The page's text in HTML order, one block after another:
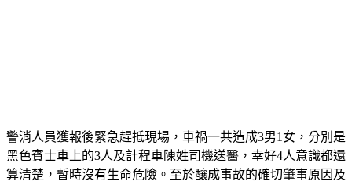
警消人員獲報後緊急趕抵現場，車禍一共造成3男1女，分別是
黑色賓士車上的3人及計程車陳姓司機送醫，幸好4人意識都還
算清楚，暫時沒有生命危險。至於釀成事故的確切肇事原因及